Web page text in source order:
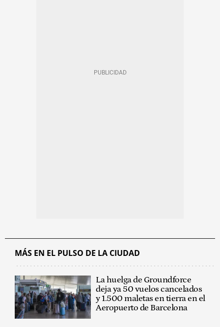
MÁS EN EL PULSO DE LA CIUDAD
La huelga de Groundforce
deja ya 50 vuelos cancelados
y 1.500 maletas en tierra en el
Aeropuerto de Barcelona